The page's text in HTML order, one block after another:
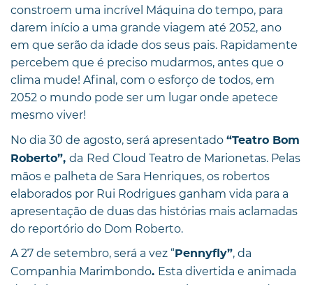
constroem uma incrível Máquina do tempo, para
darem início a uma grande viagem até 2052, ano
em que serão da idade dos seus pais. Rapidamente
percebem que é preciso mudarmos, antes que o
clima mude! Afinal, com o esforço de todos, em
2052 o mundo pode ser um lugar onde apetece
mesmo viver!
No dia 30 de agosto, será apresentado “Teatro Bom
Roberto”, da Red Cloud Teatro de Marionetas. Pelas
mãos e palheta de Sara Henriques, os robertos
elaborados por Rui Rodrigues ganham vida para a
apresentação de duas das histórias mais aclamadas
do reportório do Dom Roberto.
A 27 de setembro, será a vez “Pennyfly”, da
Companhia Marimbondo. Esta divertida e animada